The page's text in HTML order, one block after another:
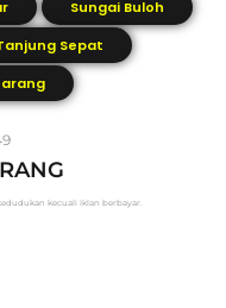
Sungai Buloh
Sepat
kecuali iklan berbayar.